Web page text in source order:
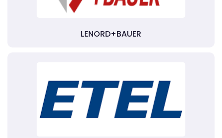
LENORD+BAUER